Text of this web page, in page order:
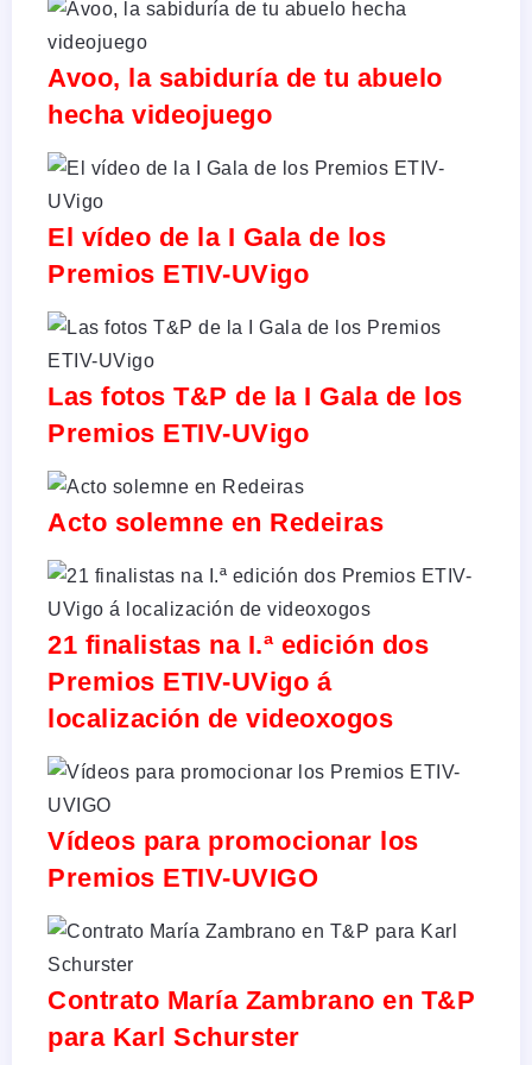
Avoo, la sabiduría de tu abuelo
hecha videojuego
El vídeo de la I Gala de los
Premios ETIV-UVigo
Las fotos T&P de la I Gala de los
Premios ETIV-UVigo
Acto solemne en Redeiras
21 finalistas na I.ª edición dos
Premios ETIV-UVigo á
localización de videoxogos
Vídeos para promocionar los
Premios ETIV-UVIGO
Contrato María Zambrano en T&P
para Karl Schurster